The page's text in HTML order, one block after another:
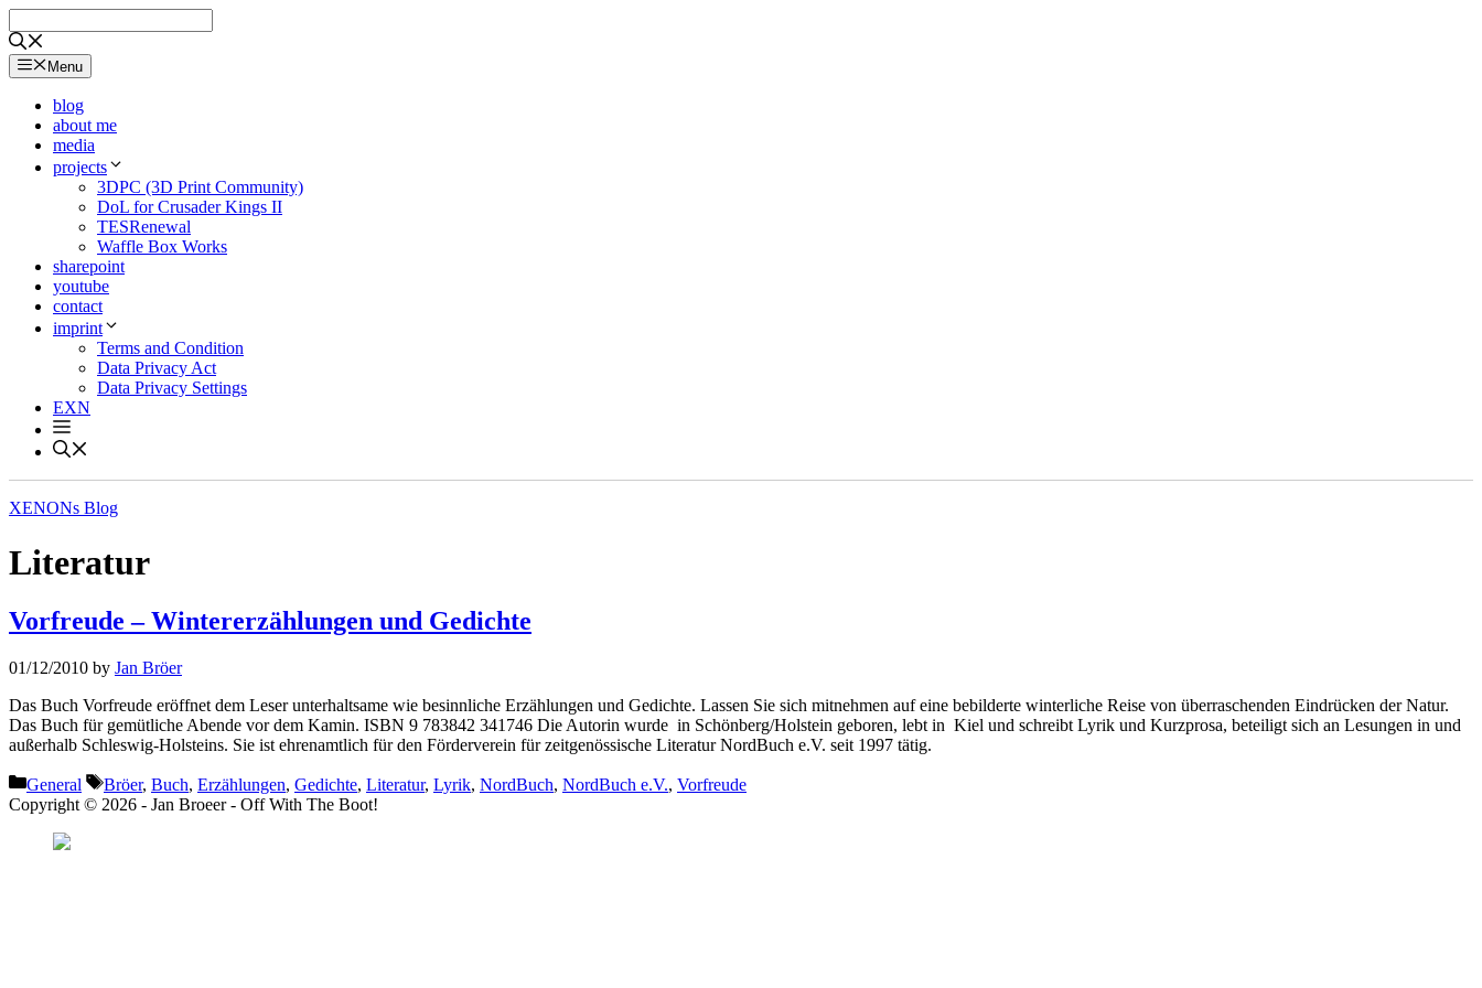
to
content
Menu
blog
about me
media
projects
3DPC (3D Print Community)
DoL for Crusader Kings II
TESRenewal
Waffle Box Works
sharepoint
youtube
contact
imprint
Terms and Condition
Data Privacy Act
Data Privacy Settings
EXN
XENONs Blog
Literatur
Vorfreude – Wintererzählungen und Gedichte
01/12/2010 by Jan Bröer
Das Buch Vorfreude eröffnet dem Leser unterhaltsame wie besinnliche Erzählungen und Gedichte. Lassen Sie sich mitnehmen auf eine bebilderte winterliche Reise von überraschenden Eindrücken der Natur.
Das Buch für gemütliche Abende vor dem Kamin. ISBN 9 783842 341746 Die Autorin wurde in Schönberg/Holstein geboren, lebt in Kiel und schreibt Lyrik und Kurzprosa, beteiligt sich an Lesungen in und
außerhalb Schleswig-Holsteins. Sie ist ehrenamtlich für den Förderverein für zeitgenössische Literatur NordBuch e.V. seit 1997 tätig.
Categories
General Tags
Bröer, Buch, Erzählungen, Gedichte, Literatur, Lyrik, NordBuch, NordBuch e.V., Vorfreude
Copyright © 2026 - Jan Broeer - Off With The Boot!